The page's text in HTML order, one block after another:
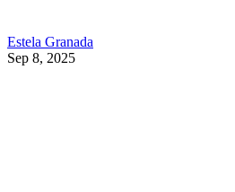
Estela Granada
Sep 8, 2025